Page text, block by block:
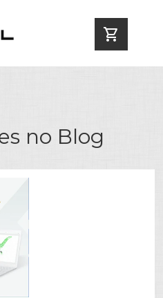
shopping_cart
no Blog